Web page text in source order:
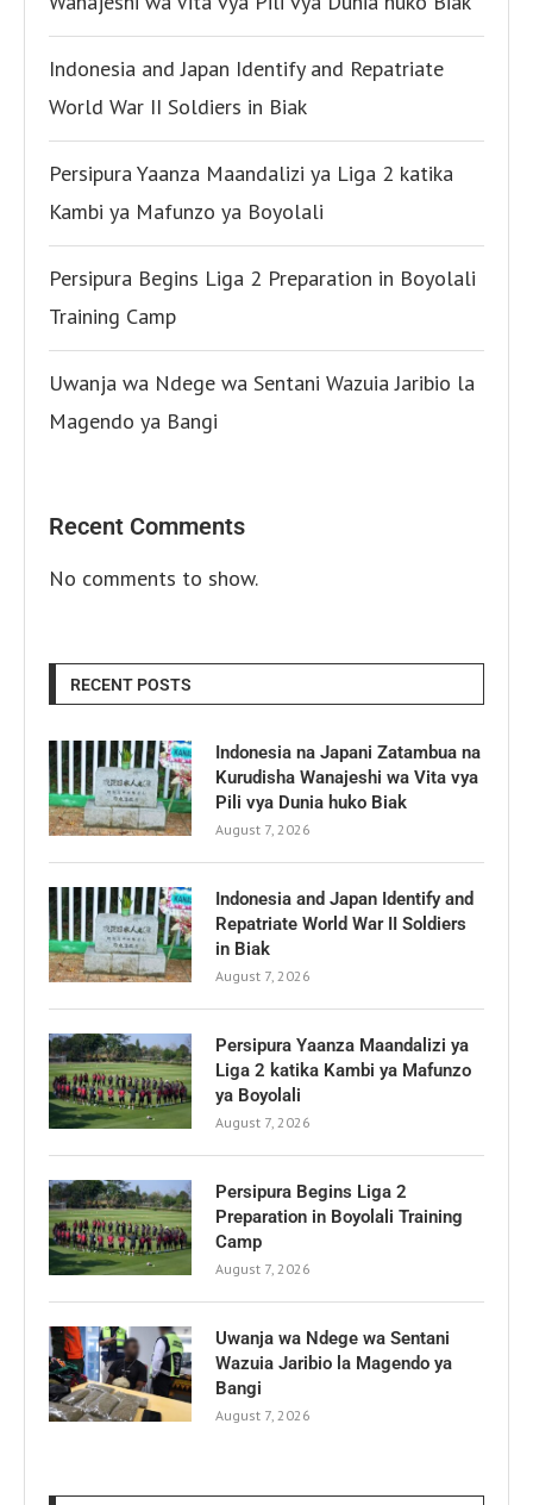
Indonesia and Japan Identify and Repatriate
World War II Soldiers in Biak
Persipura Yaanza Maandalizi ya Liga 2 katika
Kambi ya Mafunzo ya Boyolali
Persipura Begins Liga 2 Preparation in Boyolali
Training Camp
Uwanja wa Ndege wa Sentani Wazuia Jaribio la
Magendo ya Bangi
Recent Comments
No comments to show.
RECENT POSTS
Indonesia na Japani Zatambua na
Kurudisha Wanajeshi wa Vita vya
Pili vya Dunia huko Biak
August 7, 2026
Indonesia and Japan Identify and
Repatriate World War II Soldiers
in Biak
August 7, 2026
Persipura Yaanza Maandalizi ya
Liga 2 katika Kambi ya Mafunzo
ya Boyolali
August 7, 2026
Persipura Begins Liga 2
Preparation in Boyolali Training
Camp
August 7, 2026
Uwanja wa Ndege wa Sentani
Wazuia Jaribio la Magendo ya
Bangi
August 7, 2026